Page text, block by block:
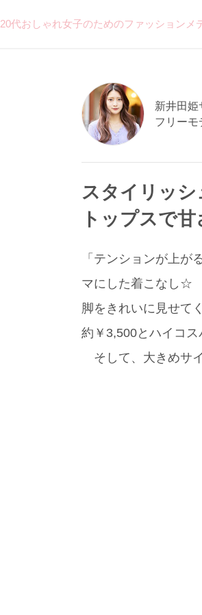
20代おしゃれ女子のためのファッション
新井田姫
フリーモ
スタイリッ
トップスで
「テンションが上が
マにした着こなし☆
脚をきれいに見せて
約￥3,500とハイコ
そして、大きめサ